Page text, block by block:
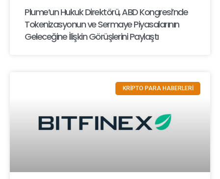
Plume’un Hukuk Direktörü, ABD Kongresi’nde
Tokenizasyonun ve Sermaye Piyasalarının
Geleceğine İlişkin Görüşlerini Paylaştı
KRİPTO PARA HABERLERİ